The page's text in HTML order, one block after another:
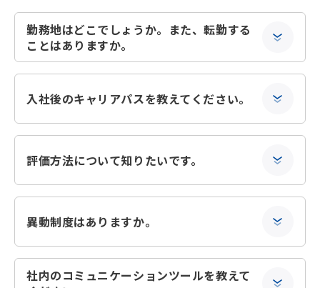
勤務地はどこでしょうか。また、転勤する
ことはありますか。
入社後のキャリアパスを教えてください。
評価方法について知りたいです。
異動制度はありますか。
社内のコミュニケーションツールを教えて